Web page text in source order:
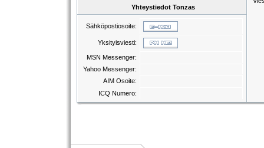
Yhteystiedot Tonzas
Sähköpostiosoite:
Yksityisviesti:
MSN Messenger:
Yahoo Messenger:
AIM Osoite:
ICQ Numero: